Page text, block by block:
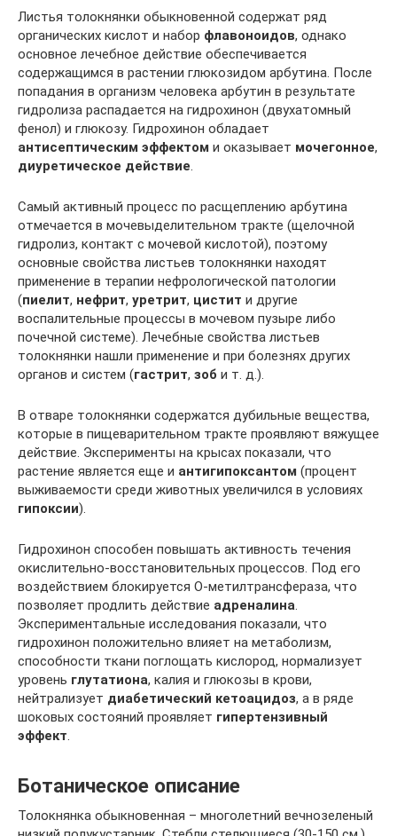
Листья толокнянки обыкновенной содержат ряд
органических кислот и набор флавоноидов, однако
основное лечебное действие обеспечивается
содержащимся в растении глюкозидом арбутина. После
попадания в организм человека арбутин в результате
гидролиза распадается на гидрохинон (двухатомный
фенол) и глюкозу. Гидрохинон обладает
антисептическим эффектом и оказывает мочегонное,
диуретическое действие
Самый активный процесс по расщеплению арбутина
отмечается в мочевыделительном тракте (щелочной
гидролиз, контакт с мочевой кислотой), поэтому
основные свойства листьев толокнянки находят
применение в терапии нефрологической патологии
(пиелит, нефрит, уретрит, цистит и другие
воспалительные процессы в мочевом пузыре либо
почечной системе). Лечебные свойства листьев
толокнянки нашли применение и при болезнях других
органов и систем (гастрит, зоб и т. д.).
В отваре толокнянки содержатся дубильные вещества,
которые в пищеварительном тракте проявляют вяжущее
действие. Эксперименты на крысах показали, что
растение является еще и антигипоксантом (процент
выживаемости среди животных увеличился в условиях
гипоксии).
Гидрохинон способен повышать активность течения
окислительно-восстановительных процессов. Под его
воздействием блокируется О-метилтрансфераза, что
позволяет продлить действие адреналина
Экспериментальные исследования показали, что
гидрохинон положительно влияет на метаболизм,
способности ткани поглощать кислород, нормализует
уровень глутатиона, калия и глюкозы в крови,
нейтрализует диабетический кетоацидоз, а в ряде
шоковых состояний проявляет гипертензивный
эффект
Ботаническое описание
Толокнянка обыкновенная – многолетний вечнозеленый